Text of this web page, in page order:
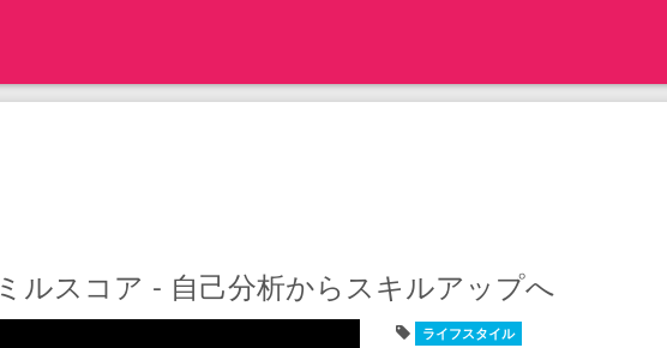
ミルスコア - 自己分析からスキルアップへ
ライフスタイル